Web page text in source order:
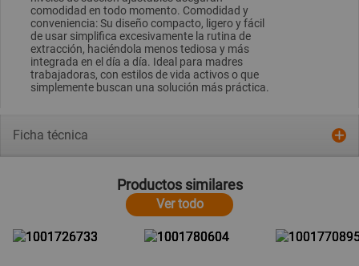
comodidad en todo momento. Comodidad y
conveniencia: Su diseño compacto, ligero y fácil
de usar simplifica excesivamente la rutina de
extracción, haciéndola menos tediosa y más
integrada en el día a día. Ideal para madres
trabajadoras, con estilos de vida activos o que
simplemente buscan una solución más práctica.
Ficha técnica
Productos similares
Ver todo